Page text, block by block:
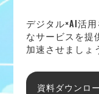
デジタル×AI活
なサービスを提
加速させましょ
資料ダウンロ